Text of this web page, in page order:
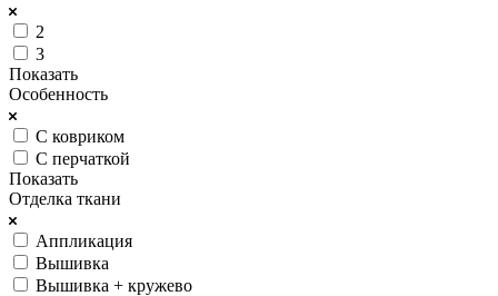
2
3
Показать
Особенность
С ковриком
С перчаткой
Показать
Отделка ткани
Аппликация
Вышивка
Вышивка + кружево